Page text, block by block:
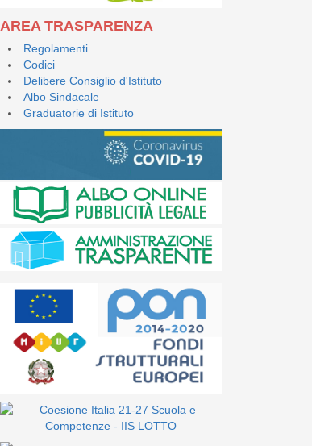
AREA TRASPARENZA
Regolamenti
Codici
Delibere Consiglio d'Istituto
Albo Sindacale
Graduatorie di Istituto